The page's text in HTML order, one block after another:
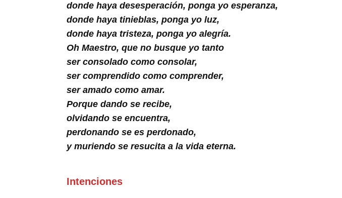
donde haya desesperación, ponga yo esperanza,
donde haya tinieblas, ponga yo luz,
donde haya tristeza, ponga yo alegría.
Oh Maestro, que no busque yo tanto
ser consolado como consolar,
ser comprendido como comprender,
ser amado como amar.
Porque dando se recibe,
olvidando se encuentra,
perdonando se es perdonado,
y muriendo se resucita a la vida eterna.
Intenciones